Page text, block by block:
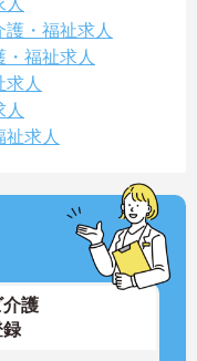
・福祉求人
福祉求人
人
求人
介護
録